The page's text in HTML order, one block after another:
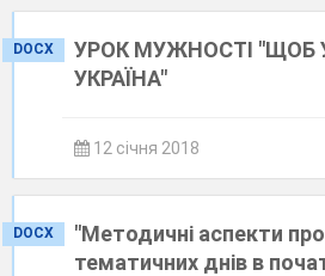
DOCX
УРОК МУЖНОСТІ "ЩОБ
УКРАЇНА"
12 січня 2018
DOCX
"Методичні аспекти
тематичних днів в